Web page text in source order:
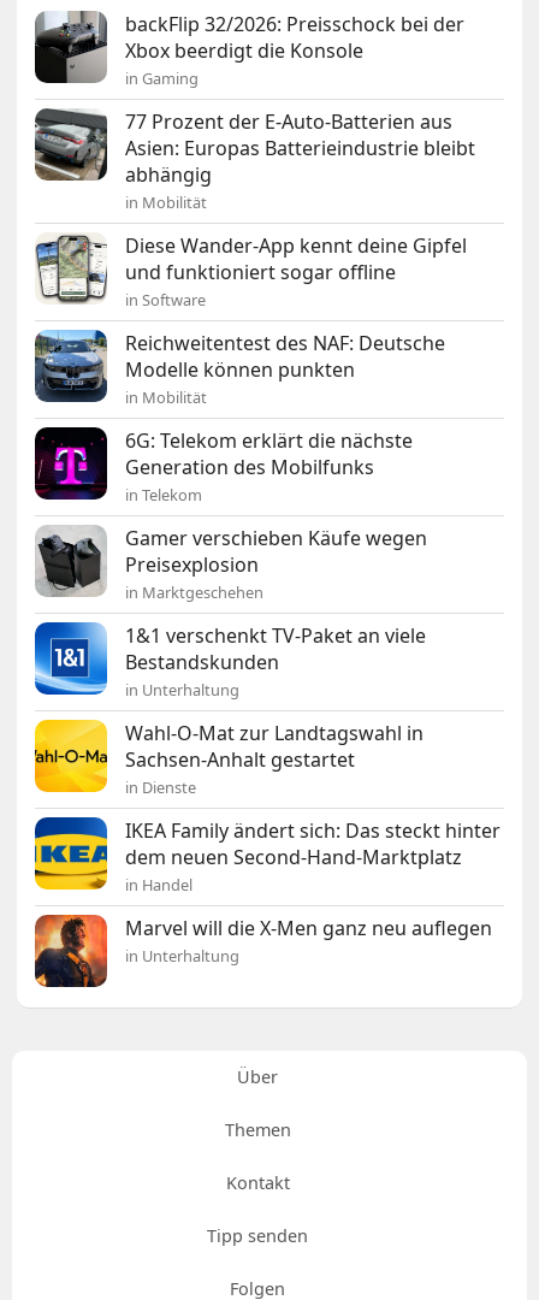
backFlip 32/2026: Preisschock bei der
Xbox beerdigt die Konsole
in Gaming
77 Prozent der E-Auto-Batterien aus
Asien: Europas Batterieindustrie bleibt
abhängig
in Mobilität
Diese Wander-App kennt deine Gipfel
und funktioniert sogar offline
in Software
Reichweitentest des NAF: Deutsche
Modelle können punkten
in Mobilität
6G: Telekom erklärt die nächste
Generation des Mobilfunks
in Telekom
Gamer verschieben Käufe wegen
Preisexplosion
in Marktgeschehen
1&1 verschenkt TV-Paket an viele
Bestandskunden
in Unterhaltung
Wahl-O-Mat zur Landtagswahl in
Sachsen-Anhalt gestartet
in Dienste
IKEA Family ändert sich: Das steckt hinter
dem neuen Second-Hand-Marktplatz
in Handel
Marvel will die X-Men ganz neu auflegen
in Unterhaltung
Über
Themen
Kontakt
Tipp senden
Folgen